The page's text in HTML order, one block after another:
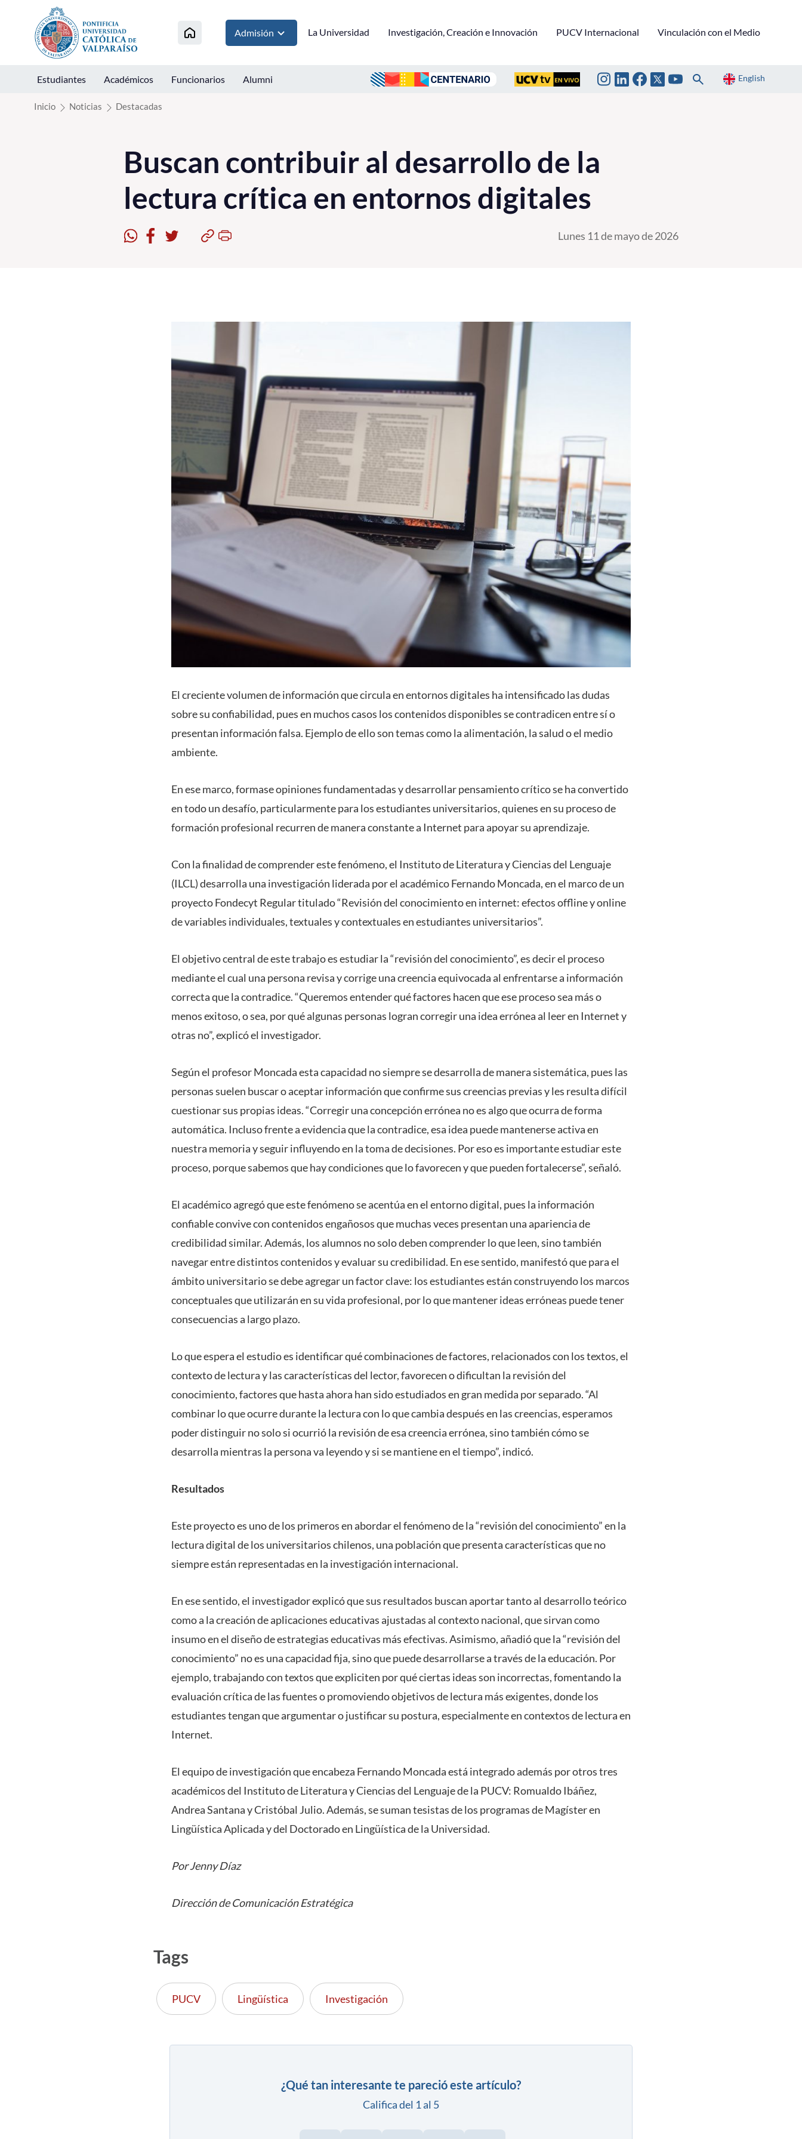
Click acá para ir directamente al contenido
Admisión La Universidad Investigación, Creación e Innovación PUCV Internacional Vinculación con el Medio
Estudiantes Académicos Funcionarios Alumni English
Inicio Noticias Destacadas
Buscan contribuir al desarrollo de la
lectura crítica en entornos digitales
Lunes 11 de mayo de 2026
El creciente volumen de información que circula en entornos digitales ha intensificado las dudas
sobre su confiabilidad, pues en muchos casos los contenidos disponibles se contradicen entre sí o
presentan información falsa. Ejemplo de ello son temas como la alimentación, la salud o el medio
ambiente.
En ese marco, formase opiniones fundamentadas y desarrollar pensamiento crítico se ha convertido
en todo un desafío, particularmente para los estudiantes universitarios, quienes en su proceso de
formación profesional recurren de manera constante a Internet para apoyar su aprendizaje.
Con la finalidad de comprender este fenómeno, el Instituto de Literatura y Ciencias del Lenguaje
(ILCL) desarrolla una investigación liderada por el académico Fernando Moncada, en el marco de un
proyecto Fondecyt Regular titulado “Revisión del conocimiento en internet: efectos offline y online
de variables individuales, textuales y contextuales en estudiantes universitarios”.
El objetivo central de este trabajo es estudiar la “revisión del conocimiento”, es decir el proceso
mediante el cual una persona revisa y corrige una creencia equivocada al enfrentarse a información
correcta que la contradice. “Queremos entender qué factores hacen que ese proceso sea más o
menos exitoso, o sea, por qué algunas personas logran corregir una idea errónea al leer en Internet y
otras no”, explicó el investigador.
Según el profesor Moncada esta capacidad no siempre se desarrolla de manera sistemática, pues las
personas suelen buscar o aceptar información que confirme sus creencias previas y les resulta difícil
cuestionar sus propias ideas. “Corregir una concepción errónea no es algo que ocurra de forma
automática. Incluso frente a evidencia que la contradice, esa idea puede mantenerse activa en
nuestra memoria y seguir influyendo en la toma de decisiones. Por eso es importante estudiar este
proceso, porque sabemos que hay condiciones que lo favorecen y que pueden fortalecerse”, señaló.
El académico agregó que este fenómeno se acentúa en el entorno digital, pues la información
confiable convive con contenidos engañosos que muchas veces presentan una apariencia de
credibilidad similar. Además, los alumnos no solo deben comprender lo que leen, sino también
navegar entre distintos contenidos y evaluar su credibilidad. En ese sentido, manifestó que para el
ámbito universitario se debe agregar un factor clave: los estudiantes están construyendo los marcos
conceptuales que utilizarán en su vida profesional, por lo que mantener ideas erróneas puede tener
consecuencias a largo plazo.
Lo que espera el estudio es identificar qué combinaciones de factores, relacionados con los textos, el
contexto de lectura y las características del lector, favorecen o dificultan la revisión del
conocimiento, factores que hasta ahora han sido estudiados en gran medida por separado. “Al
combinar lo que ocurre durante la lectura con lo que cambia después en las creencias, esperamos
poder distinguir no solo si ocurrió la revisión de esa creencia errónea, sino también cómo se
desarrolla mientras la persona va leyendo y si se mantiene en el tiempo”, indicó.
Resultados
Este proyecto es uno de los primeros en abordar el fenómeno de la “revisión del conocimiento” en la
lectura digital de los universitarios chilenos, una población que presenta características que no
siempre están representadas en la investigación internacional.
En ese sentido, el investigador explicó que sus resultados buscan aportar tanto al desarrollo teórico
como a la creación de aplicaciones educativas ajustadas al contexto nacional, que sirvan como
insumo en el diseño de estrategias educativas más efectivas. Asimismo, añadió que la “revisión del
conocimiento” no es una capacidad fija, sino que puede desarrollarse a través de la educación. Por
ejemplo, trabajando con textos que expliciten por qué ciertas ideas son incorrectas, fomentando la
evaluación crítica de las fuentes o promoviendo objetivos de lectura más exigentes, donde los
estudiantes tengan que argumentar o justificar su postura, especialmente en contextos de lectura en
Internet.
El equipo de investigación que encabeza Fernando Moncada está integrado además por otros tres
académicos del Instituto de Literatura y Ciencias del Lenguaje de la PUCV: Romualdo Ibáñez,
Andrea Santana y Cristóbal Julio. Además, se suman tesistas de los programas de Magíster en
Lingüística Aplicada y del Doctorado en Lingüística de la Universidad.
Por Jenny Díaz
Dirección de Comunicación Estratégica
Tags
PUCV Lingüística Investigación
¿Qué tan interesante te pareció este artículo?
Califica del 1 al 5